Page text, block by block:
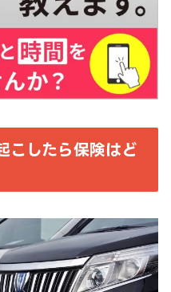
こしたら保険はど